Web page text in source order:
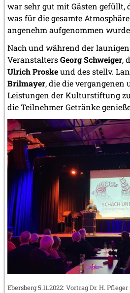
war sehr gut mit Gästen gefüllt,
was für die gesamte
angenehm aufgenommen
Nach und während der
VeranstaltersGeorg Schweiger,
Ulrich Proskeund des stellv.
Brilmayer, die die vergangenen
Leistungen der Kulturstiftung
die Teilnehmer Getränke
Ebersberg 5.11.2022: Vortrag Dr. H.